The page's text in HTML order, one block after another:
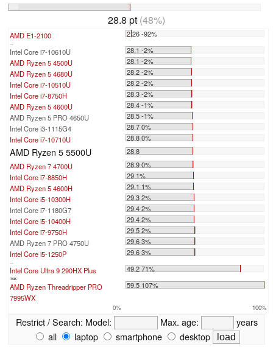
28.8 pt (48%)
AMD E1-2100 2.26 -92%
Intel Core i7-10610U
28.1 -2%
AMD Ryzen 5 4500U
28.1 -2%
AMD Ryzen 5 4680U
28.2 -2%
Intel Core i7-10510U
28.2 -2%
Intel Core i7-8750H
28.3 -2%
AMD Ryzen 5 4600U
28.4 -1%
AMD Ryzen 5 PRO 4650U
28.5 -1%
Intel Core i3-1115G4
28.7 0%
Intel Core i7-10710U
28.8 0%
AMD Ryzen 5 5500U
28.8
AMD Ryzen 7 4700U
28.9 0%
Intel Core i7-8850H
29 1%
AMD Ryzen 5 4600H
29.1 1%
Intel Core i5-10300H
29.3 2%
Intel Core i7-1180G7
29.4 2%
Intel Core i5-10400H
29.4 2%
Intel Core i7-9750H
29.5 2%
AMD Ryzen 7 PRO 4750U
29.6 3%
Intel Core i5-1250P
29.6 3%
Intel Core Ultra 9 290HX Plus 49.2 71%
max:
AMD Ryzen Threadripper PRO
7995WX
59.5 107%
0% 100%
Restrict / Search: Model: Max. age:
years
all
laptop smartphone desktop